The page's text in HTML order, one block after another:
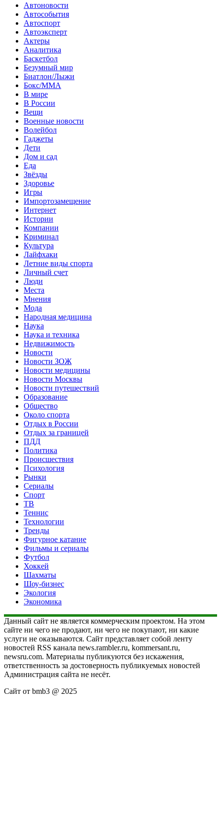
Автоновости
Автособытия
Автоспорт
Автоэксперт
Актеры
Аналитика
Баскетбол
Безумный мир
Биатлон/Лыжи
Бокс/MMA
В мире
В России
Вещи
Военные новости
Волейбол
Гаджеты
Дети
Дом и сад
Еда
Звёзды
Здоровье
Игры
Импортозамещение
Интернет
Истории
Компании
Криминал
Культура
Лайфхаки
Летние виды спорта
Личный счет
Люди
Места
Мнения
Мода
Народная медицина
Наука
Наука и техника
Недвижимость
Новости
Новости ЗОЖ
Новости медицины
Новости Москвы
Новости путешествий
Образование
Общество
Около спорта
Отдых в России
Отдых за границей
ПДД
Политика
Происшествия
Психология
Рынки
Сериалы
Спорт
ТВ
Теннис
Технологии
Тренды
Фигурное катание
Фильмы и сериалы
Футбол
Хоккей
Шахматы
Шоу-бизнес
Экология
Экономика
Данный сайт не является коммерческим проектом. На этом
сайте ни чего не продают, ни чего не покупают, ни какие
услуги не оказываются. Сайт представляет собой ленту
новостей RSS канала news.rambler.ru, kommersant.ru,
newsru.com. Материалы публикуются без искажения,
ответственность за достоверность публикуемых новостей
Администрация сайта не несёт.
Сайт от bmb3 @ 2025